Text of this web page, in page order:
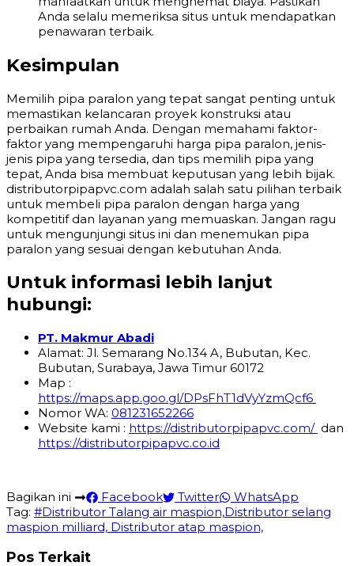
Anda selalu memeriksa situs untuk mendapatkan
penawaran terbaik.
Kesimpulan
Memilih pipa paralon yang tepat sangat penting untuk
memastikan kelancaran proyek konstruksi atau
perbaikan rumah Anda. Dengan memahami faktor-
faktor yang mempengaruhi harga pipa paralon, jenis-
jenis pipa yang tersedia, dan tips memilih pipa yang
tepat, Anda bisa membuat keputusan yang lebih bijak.
distributorpipapvc.com adalah salah satu pilihan terbaik
untuk membeli pipa paralon dengan harga yang
kompetitif dan layanan yang memuaskan. Jangan ragu
untuk mengunjungi situs ini dan menemukan pipa
paralon yang sesuai dengan kebutuhan Anda.
Untuk informasi lebih lanjut
hubungi:
PT. Makmur Abadi
Alamat: Jl. Semarang No.134 A, Bubutan, Kec.
Bubutan, Surabaya, Jawa Timur 60172
Map :
https://maps.app.goo.gl/DPsFhT1dVyYzmQcf6
Nomor WA: 081231652266
Website kami : https://distributorpipapvc.com/ dan
https://distributorpipapvc.co.id
Bagikan ini Facebook Twitter
WhatsApp
Tag: #Distributor Talang air maspion,Distributor selang
maspion milliard, Distributor atap maspion,
Pos Terkait